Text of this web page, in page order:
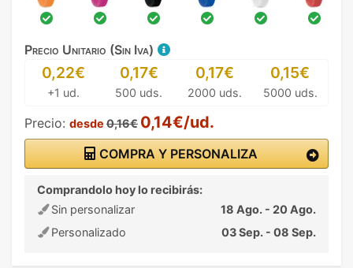
Precio Unitario (Sin Iva)
0,22€
+1 ud.
0,17€
500 uds.
0,17€
2000 uds.
0,15€
5000 uds.
Precio: desde 0,16€ 0,14€/ud.
COMPRA Y PERSONALIZA
Comprandolo hoy lo recibirás:
Sin personalizar
18 Ago. - 20 Ago.
Personalizado
03 Sep. - 08 Sep.